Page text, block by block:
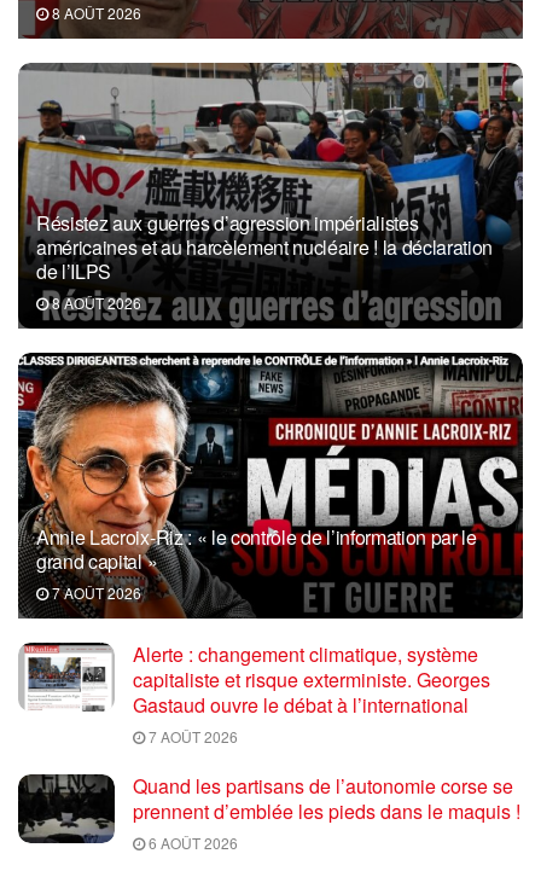
8 AOÛT 2026
Résistez aux guerres d’agression impérialistes
américaines et au harcèlement nucléaire ! la déclaration
de l’ILPS
8 AOÛT 2026
Annie Lacroix-Riz : « le contrôle de l’information par le
grand capital »
7 AOÛT 2026
Alerte : changement climatique, système
capitaliste et risque exterministe. Georges
Gastaud ouvre le débat à l’international
7 AOÛT 2026
Quand les partisans de l’autonomie corse se
prennent d’emblée les pieds dans le maquis !
6 AOÛT 2026